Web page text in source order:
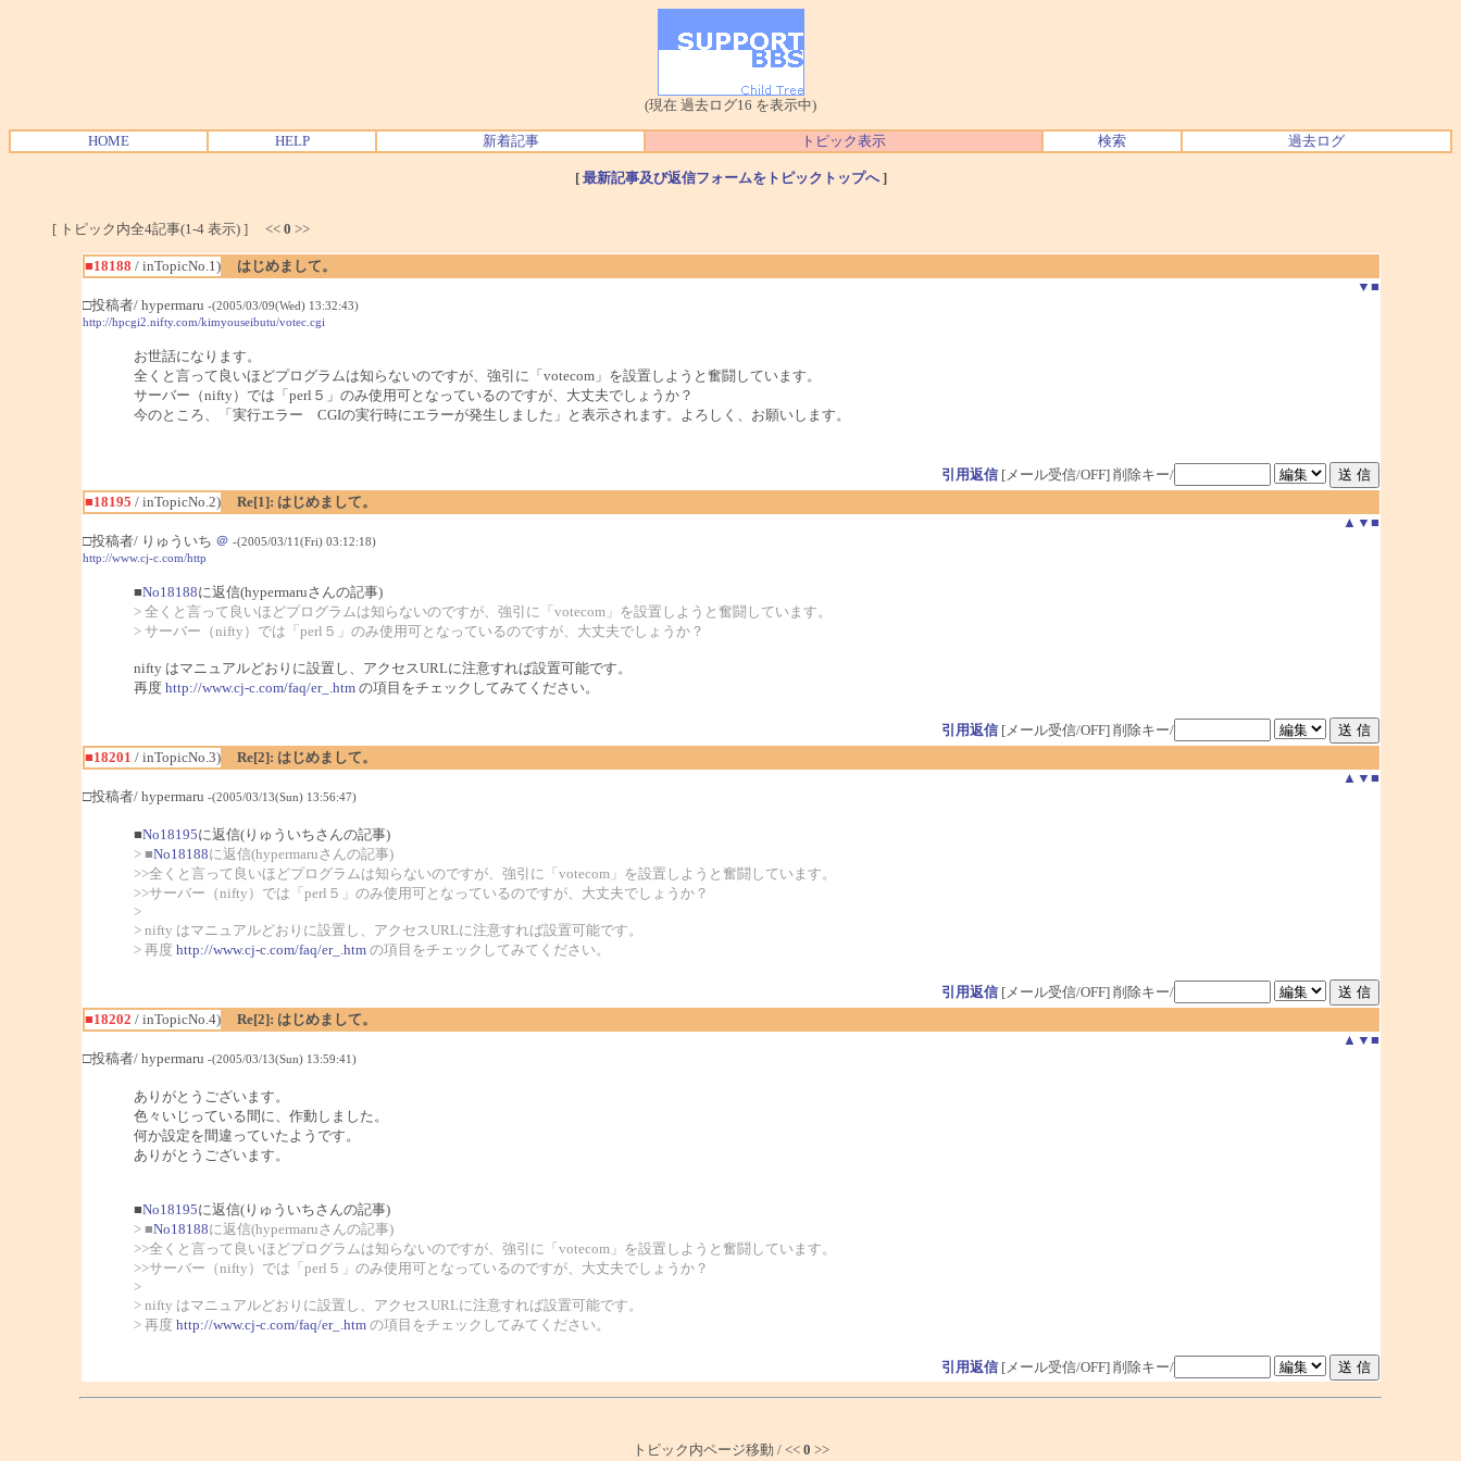
(現在 過去ログ16 を表示中)
HOME HELP 新着記事 トピック表示 検索 過去ログ
[ 最新記事及び返信フォームをトピックトップへ]
[ トピック内全4記事(1-4 表示) ] << 0 >>
■18188 / inTopicNo.1)
はじめまして。
▼ ■
□投稿者/ hypermaru -(2005/03/09(Wed) 13:32:43)
http://hpcgi2.nifty.com/kimyouseibutu/votec.cgi
お世話になります。
全くと言って良いほどプログラムは知らないのですが、強引に「votecom」を設置しようと奮闘しています。
サーバー（nifty）では「perl５」のみ使用可となっているのですが、大丈夫でしょうか？
今のところ、「実行エラー CGIの実行時にエラーが発生しました」と表示されます。よろしく、お願いします。
引用返信[メール受信/OFF] 削除キー/
■18195 / inTopicNo.2)
Re[1]: はじめまして。
▲ ▼ ■
□投稿者/ りゅういち ＠ -(2005/03/11(Fri) 03:12:18)
http://www.cj-c.com/http
■No18188に返信(hypermaruさんの記事)
> 全くと言って良いほどプログラムは知らないのですが、強引に「votecom」を設置しようと奮闘しています。
> サーバー（nifty）では「perl５」のみ使用可となっているのですが、大丈夫でしょうか？
nifty はマニュアルどおりに設置し、アクセスURLに注意すれば設置可能です。
再度 http://www.cj-c.com/faq/er_.htmの項目をチェックしてみてください。
引用返信[メール受信/OFF] 削除キー/
■18201 / inTopicNo.3)
Re[2]: はじめまして。
▲ ▼ ■
□投稿者/ hypermaru -(2005/03/13(Sun) 13:56:47)
■No18195に返信(りゅういちさんの記事)
> ■No18188に返信(hypermaruさんの記事)
>>全くと言って良いほどプログラムは知らないのですが、強引に「votecom」を設置しようと奮闘しています。
>>サーバー（nifty）では「perl５」のみ使用可となっているのですが、大丈夫でしょうか？
>
> nifty はマニュアルどおりに設置し、アクセスURLに注意すれば設置可能です。
> 再度 http://www.cj-c.com/faq/er_.htmの項目をチェックしてみてください。
引用返信[メール受信/OFF] 削除キー/
■18202 / inTopicNo.4)
Re[2]: はじめまして。
▲ ▼ ■
□投稿者/ hypermaru -(2005/03/13(Sun) 13:59:41)
ありがとうございます。
色々いじっている間に、作動しました。
何か設定を間違っていたようです。
ありがとうございます。
■No18195に返信(りゅういちさんの記事)
> ■No18188に返信(hypermaruさんの記事)
>>全くと言って良いほどプログラムは知らないのですが、強引に「votecom」を設置しようと奮闘しています。
>>サーバー（nifty）では「perl５」のみ使用可となっているのですが、大丈夫でしょうか？
>
> nifty はマニュアルどおりに設置し、アクセスURLに注意すれば設置可能です。
> 再度 http://www.cj-c.com/faq/er_.htmの項目をチェックしてみてください。
引用返信[メール受信/OFF] 削除キー/
トピック内ページ移動 / << 0 >>